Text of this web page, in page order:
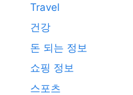
Travel
건강
돈 되는 정보
쇼핑 정보
스포츠